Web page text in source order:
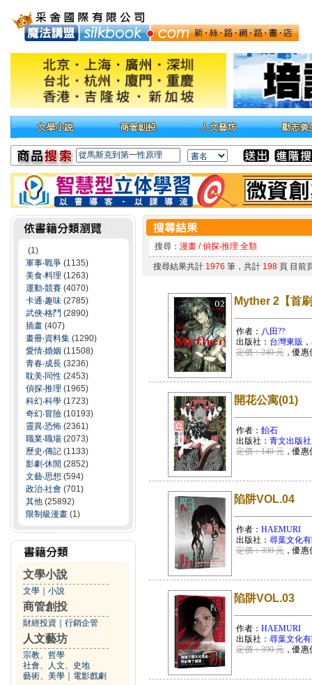
(1)
軍事‧戰爭 (1135)
美食‧料理 (1263)
運動‧競賽 (4070)
卡通‧趣味 (2785)
武俠‧格鬥 (2890)
插畫 (407)
畫冊‧資料集 (1290)
愛情‧婚姻 (11508)
青春‧成長 (3236)
耽美‧同性 (2453)
偵探‧推理 (1965)
科幻‧科學 (1723)
奇幻‧冒險 (10193)
靈異‧恐怖 (2361)
職業‧職場 (2073)
歷史‧傳記 (1133)
影劇‧休閒 (2852)
文藝‧思想 (594)
政治‧社會 (701)
其他 (25892)
限制級漫畫 (1)
文學小說
文學 小說
商管創投
財經投資 行銷企管
人文藝坊
宗教、哲學
社會、人文、史地
藝術、美學
電影戲劇
搜尋： 漫畫 / 偵探‧推理 全類
搜尋結果共計 1976 筆，共計 198頁 目前
Myther 2【首
作者： 八田??
出版社： 台灣東販
定價：240 元，優惠
開花公寓(01)
作者： 飴石
出版社： 青文出版社
定價：140 元，優惠
陷阱VOL.04
作者： HAEMURI
出版社： 尋葉文化
定價：390 元，優惠
陷阱VOL.03
作者： HAEMURI
出版社： 尋葉文化
定價：390 元，優惠